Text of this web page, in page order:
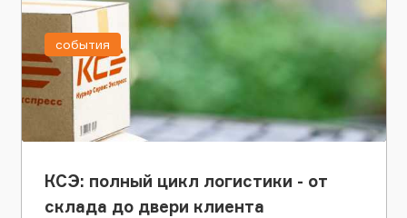
КСЭ: полный цикл логистики - от
склада до двери клиента
события